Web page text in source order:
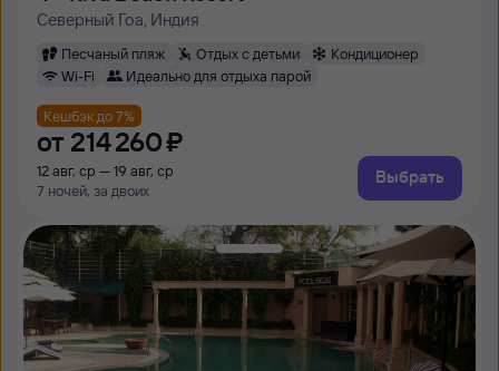
Северный Гоа, Индия
Песчаный пляж Отдых с детьми
Кондиционер
Wi-Fi
Идеально для отдыха парой
Кешбэк до 7%
от 214 ⁠260 ⁠₽
12 авг, ср — 19 авг, ср
7 ночей, за двоих
Выбрать